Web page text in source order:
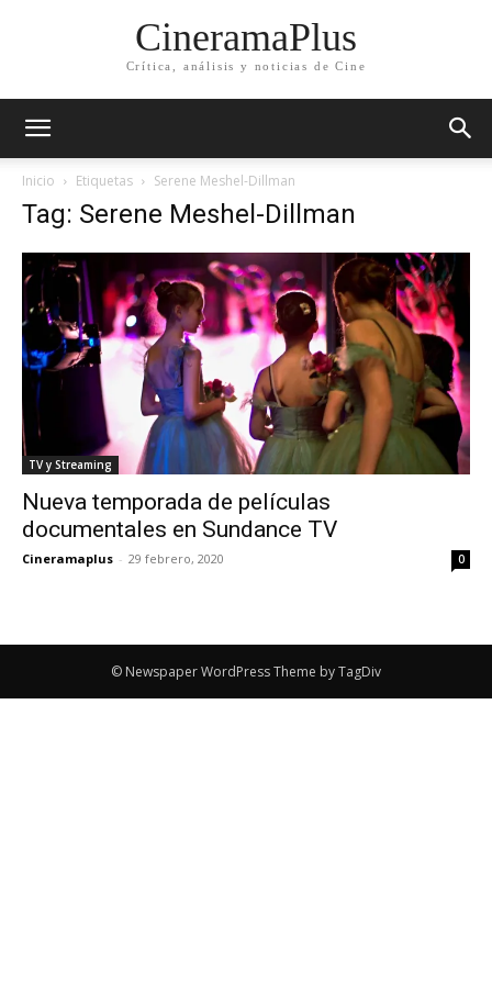
CineramaPlus
Crítica, análisis y noticias de Cine
Inicio Etiquetas Serene Meshel-Dillman
Tag: Serene Meshel-Dillman
TV y Streaming
Nueva temporada de películas
documentales en Sundance TV
Cineramaplus - 29 febrero, 2020 0
© Newspaper WordPress Theme by TagDiv